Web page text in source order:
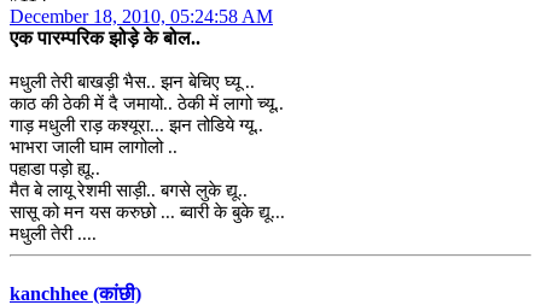
December 18, 2010, 05:24:58 AM
एक पारम्परिक झोड़े के बोल..
मधुली तेरी बाखड़ी भैस.. झन बेचिए घ्यू ..
काठ की ठेकी में दै जमायो.. ठेकी में लागो च्यू..
गाड़ मधुली राड़ कश्यूरा... झन तोडिये ग्यू..
भाभरा जाली घाम लागोलो ..
पहाडा पड़ो ह्यू..
मैत बे लायू रेशमी साड़ी.. बगसे लुके द्यू..
सासू को मन यस करुछो ... ब्वारी के बुके द्यू...
मधुली तेरी ....
kanchhee (कांछी)